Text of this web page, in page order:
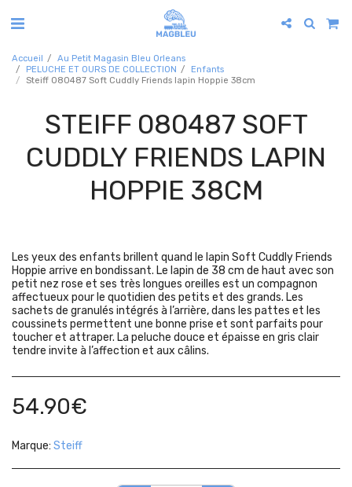
Accueil
Au Petit Magasin Bleu Orleans
PELUCHE ET OURS DE COLLECTION
Enfants
Steiff 080487 Soft Cuddly Friends lapin Hoppie 38cm
STEIFF 080487 SOFT
CUDDLY FRIENDS LAPIN
HOPPIE 38CM
Les yeux des enfants brillent quand le lapin Soft Cuddly Friends
Hoppie arrive en bondissant. Le lapin de 38 cm de haut avec son
petit nez rose et ses très longues oreilles est un compagnon
affectueux pour le quotidien des petits et des grands. Les
sachets de granulés intégrés à l’arrière, dans les pattes et les
coussinets permettent une bonne prise et sont parfaits pour
toucher et attraper. La peluche douce et épaisse en gris clair
tendre invite à l’affection et aux câlins.
54.90€
Marque: Steiff